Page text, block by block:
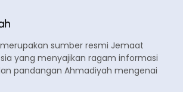
sumber resmi Jemaat
yang menyajikan ragam informasi
pandangan Ahmadiyah mengenai